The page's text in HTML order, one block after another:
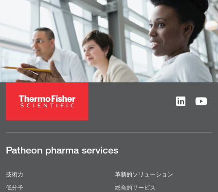
Patheon pharma services
技術力
低分子
革新的ソリューション
総合的サービス